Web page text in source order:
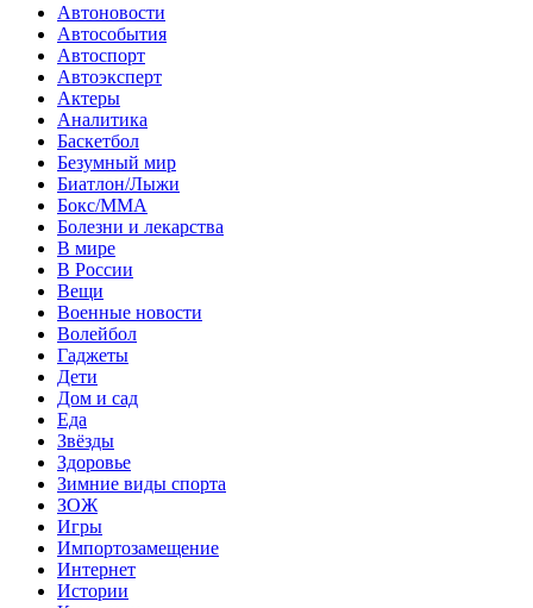
Автоновости
Автособытия
Автоспорт
Автоэксперт
Актеры
Аналитика
Баскетбол
Безумный мир
Биатлон/Лыжи
Бокс/MMA
Болезни и лекарства
В мире
В России
Вещи
Военные новости
Волейбол
Гаджеты
Дети
Дом и сад
Еда
Звёзды
Здоровье
Зимние виды спорта
ЗОЖ
Игры
Импортозамещение
Интернет
Истории